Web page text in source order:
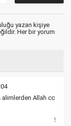
yazan kişiye
Her bir yorum
Allah cc